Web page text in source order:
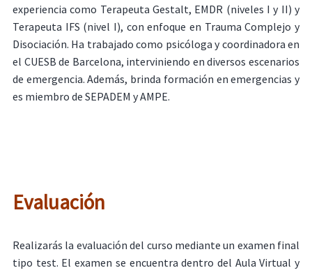
experiencia como Terapeuta Gestalt, EMDR (niveles I y II) y
Terapeuta IFS (nivel I), con enfoque en Trauma Complejo y
Disociación. Ha trabajado como psicóloga y coordinadora en
el CUESB de Barcelona, interviniendo en diversos escenarios
de emergencia. Además, brinda formación en emergencias y
es miembro de SEPADEM y AMPE.
Evaluación
Realizarás la evaluación del curso mediante un examen final
tipo test. El examen se encuentra dentro del Aula Virtual y